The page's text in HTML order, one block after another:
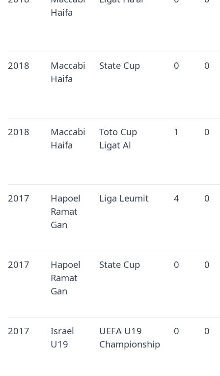
Haifa
2018
Maccabi
Haifa
State Cup 0 0
2018
Maccabi
Haifa
Toto Cup
Ligat Al
1 0
2017
Hapoel
Ramat
Gan
Liga Leumit 4 0
2017
Hapoel
Ramat
Gan
State Cup 0 0
2017
Israel
U19
UEFA U19
Championship
0 0